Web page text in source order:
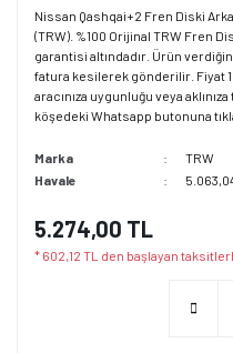
Nissan Qashqai+2 Fren Diski
(TRW). %100 Orijinal TRW Fren
garantisi altındadır. Ürün
fatura kesilerek gönderilir. Fiyat
aracınıza uygunluğu veya
köşedeki Whatsapp butonuna
Marka
TRW
Havale
5.274,00 TL
* 602,12 TL den başlayan